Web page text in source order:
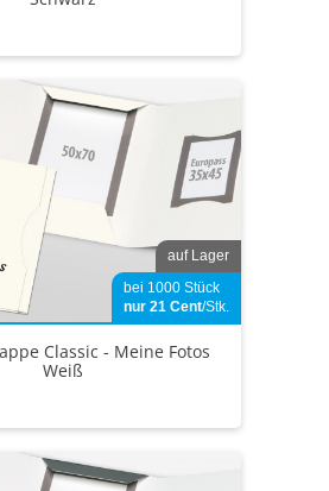
auf Lager
bei 1000 Stück
nur 21 Cent/Stk.
Classic - Meine Fotos
Weiß